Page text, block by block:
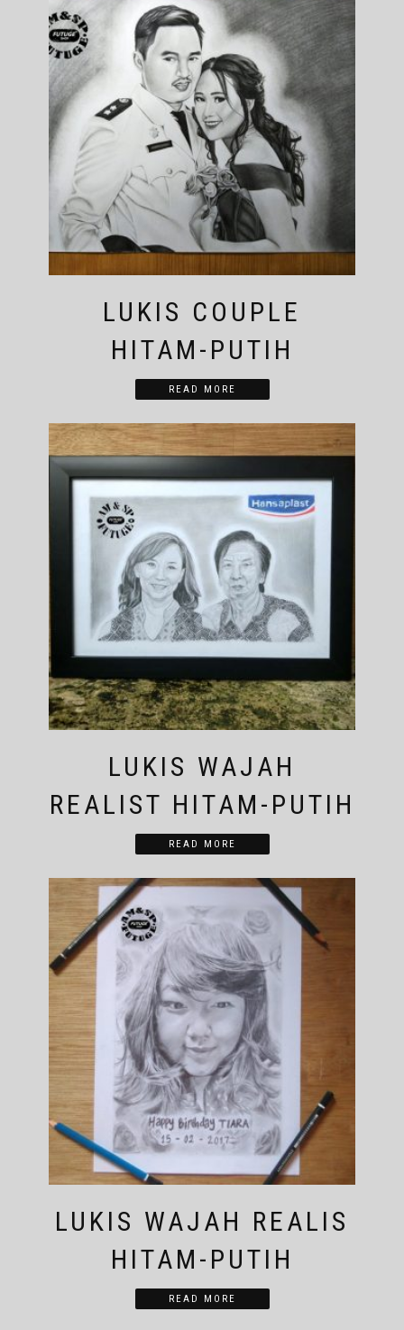
LUKIS COUPLE
HITAM-PUTIH
READ MORE
LUKIS WAJAH
REALIST HITAM-PUTIH
READ MORE
LUKIS WAJAH REALIS
HITAM-PUTIH
READ MORE